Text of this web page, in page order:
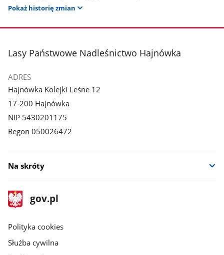
Pokaż historię zmian
stopka
Lasy Państwowe Nadleśnictwo Hajnówka
ADRES
Hajnówka Kolejki Leśne 12
17-200 Hajnówka
NIP 5430201175
Regon 050026472
Na skróty
stopka
gov.pl
Strona
gov.pl
gov.pl
Polityka cookies
Służba cywilna